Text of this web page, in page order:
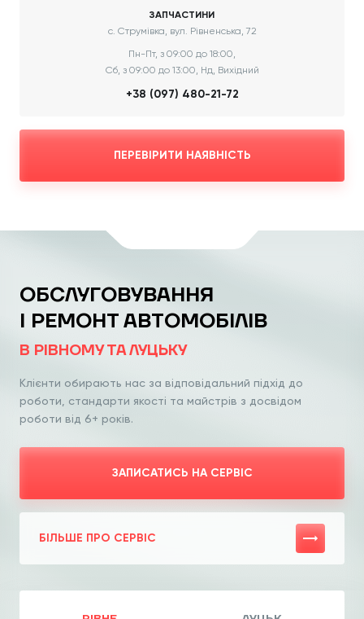
ЗАПЧАСТИНИ
с. Струмівка, вул. Рівненська, 72
Пн-Пт, з 09:00 до 18:00,
Сб, з 09:00 до 13:00, Нд, Вихідний
+38 (097) 480-21-72
ПЕРЕВІРИТИ НАЯВНІСТЬ
ОБСЛУГОВУВАННЯ
І РЕМОНТ АВТОМОБІЛІВ
В РІВНОМУ ТА ЛУЦЬКУ
Клієнти обирають нас за відповідальний підхід до
роботи, стандарти якості та майстрів з досвідом
роботи від 6+ років.
ЗАПИСАТИСЬ НА СЕРВІС
БІЛЬШЕ ПРО СЕРВІС